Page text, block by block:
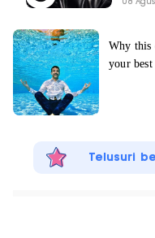
08
Telusuri